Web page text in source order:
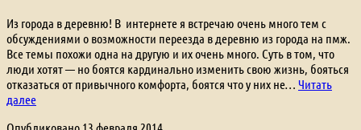
Из города в деревню! В интернете я встречаю очень много тем с
обсуждениями о возможности переезда в деревню из города на пмж.
Все темы похожи одна на другую и их очень много. Суть в том, что
люди хотят — но боятся кардинально изменить свою жизнь, бояться
отказаться от привычного комфорта, боятся что у них не… Читать
далееИз